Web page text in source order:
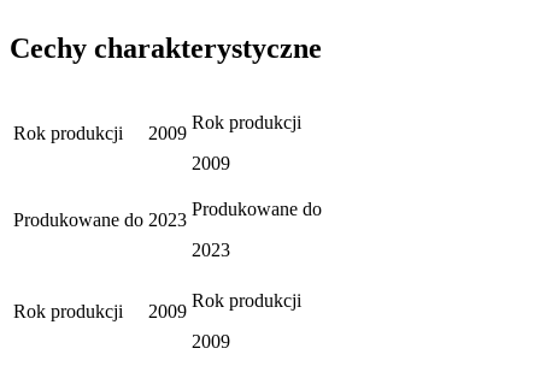
Cechy charakterystyczne
Rok produkcji 2009
Rok produkcji
2009
Produkowane do 2023
Produkowane do
2023
Rok produkcji 2009
Rok produkcji
2009